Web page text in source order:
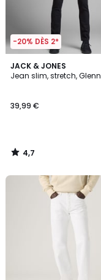
-20% DÈS 2*
JACK & JONES
Jean slim, stretch, Glenn
39,99 €
4,7
/ 5
4,7
/